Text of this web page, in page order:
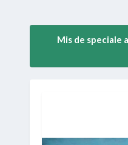
Mis de speciale